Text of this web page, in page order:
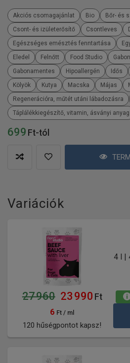
699 Ft-tól
Akciós csomagajánlat Bio
Bőr- és
Csont- és izületerősítő
Csontleves
Egészséges emésztés fenntartása
Eledel
Felnőtt Food Studio
Gabonamentes
Hipoallergén Idős
Kölyök
Kutya Macska Májas
Regenerációra, műtét utáni lábadozásra
Táplálékkiegészítő, vitamin, ásványi anyag
Variációk
4 l |
27 960 23 990 Ft
6 Ft / ml
120 hűségpontot kapsz!